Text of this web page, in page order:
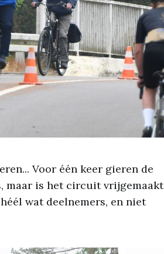
Voor één keer gieren de
maar is het circuit vrijgemaakt
wat deelnemers, en niet